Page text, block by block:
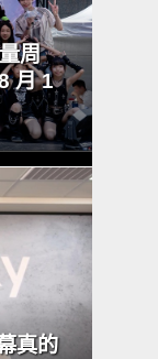
周
月 1
真的